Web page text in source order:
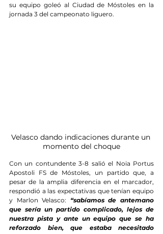
su equipo goleó al Ciudad de Móstoles en la
jornada 3 del campeonato liguero.
Velasco dando indicaciones durante un
momento del choque
Con un contundente 3-8 salió el Noia Portus
Apostoli FS de Móstoles, un partido que, a
pesar de la amplia diferencia en el marcador,
respondió a las expectativas que tenían equipo
y Marlon Velasco: “sabíamos de antemano
que sería un partido complicado, lejos de
nuestra pista y ante un equipo que se ha
reforzado bien, que estaba necesitado